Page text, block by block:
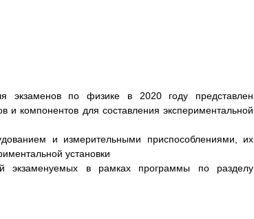
экзаменов по физике в 2020 году представлен
и компонентов для составления экспериментальной
и измерительными приспособлениями, их
установки
экзаменуемых в рамках программы по разделу